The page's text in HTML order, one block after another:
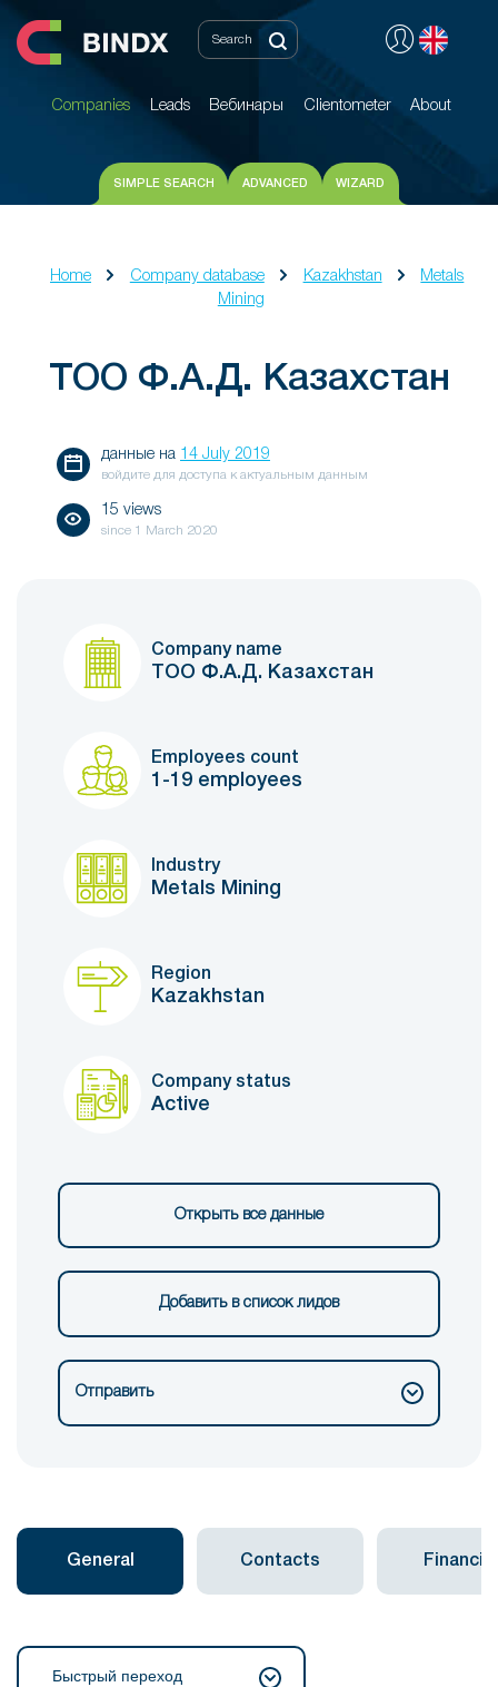
Companies Leads Вебинары Clientometer About
Companies Leads Вебинары Clientometer About
SIMPLE SEARCH ADVANCED WIZARD
Home Company database Kazakhstan
Metals
Mining
ТОО Ф.А.Д. Казахстан
данные на 14 July 2019
войдите для доступа к актуальным данным
15 views
since 1 March 2020
Company name
ТОО Ф.А.Д. Казахстан
Employees count
1-19 employees
Industry
Metals Mining
Region
Kazakhstan
Company status
Active
Открыть все данные
Добавить в список лидов
Отправить
General Contacts Financial
Быстрый переход